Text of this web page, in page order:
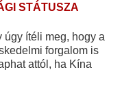
STÁTUSZA
úgy ítéli meg, hogy a
forgalom is
attól, ha Kína